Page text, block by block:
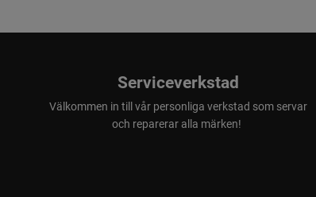
Serviceverkstad
Välkommen in till vår personliga verkstad som servar
och reparerar alla märken!